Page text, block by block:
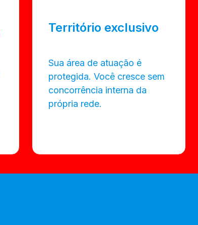
Território exclusivo
Sua área de atuação é
protegida. Você cresce sem
concorrência interna da
própria rede.